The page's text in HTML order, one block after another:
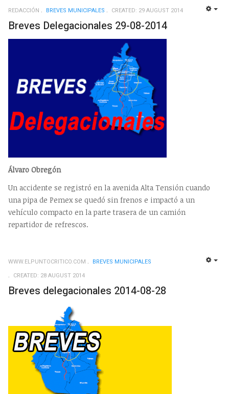
REDACCIÓN BREVES MUNICIPALES CREATED: 29 AUGUST 2014
Breves Delegacionales 29-08-2014
Álvaro Obregón
Un accidente se registró en la avenida Alta Tensión cuando
una pipa de Pemex se quedó sin frenos e impactó a un
vehículo compacto en la parte trasera de un camión
repartidor de refrescos.
WWW.ELPUNTOCRITICO.COM
BREVES MUNICIPALES
CREATED: 28 AUGUST 2014
Breves delegacionales 2014-08-28